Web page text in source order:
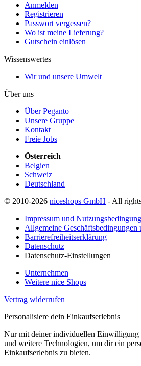
Anmelden
Registrieren
Passwort vergessen?
Wo ist meine Lieferung?
Gutschein einlösen
Wissenswertes
Wir und unsere Umwelt
Über uns
Über Peganto
Unsere Gruppe
Kontakt
Freie Jobs
Österreich
Belgien
Schweiz
Deutschland
© 2010-2026 niceshops GmbH - All
Impressum und
Allgemeine
Barrierefreiheitserklärung
Datenschutz
Datenschutz-Einstellungen
Unternehmen
Weitere nice Shops
Vertrag widerrufen
Personalisiere dein Einkaufserlebnis
Nur mit deiner individuellen Einwilligung
und weitere Technologien, um dir ein
Einkaufserlebnis zu bieten.